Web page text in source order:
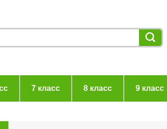
7 класс 8 класс 9 класс